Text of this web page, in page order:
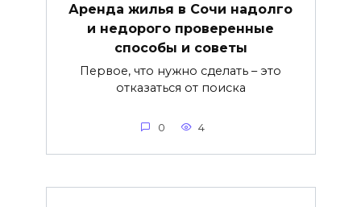
Аренда жилья в Сочи надолго
и недорого проверенные
способы и советы
Первое, что нужно сделать – это
отказаться от поиска
0 4